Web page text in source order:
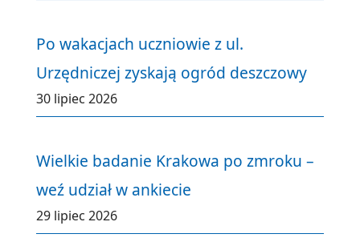
Po wakacjach uczniowie z ul.
Urzędniczej zyskają ogród deszczowy
30 lipiec 2026
Wielkie badanie Krakowa po zmroku –
weź udział w ankiecie
29 lipiec 2026